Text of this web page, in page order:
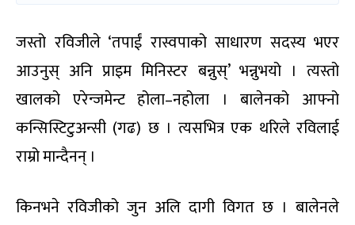
जस्तो रविजीले ‘तपाईं रास्वपाको साधारण सदस्य भएर
आउनुस् अनि प्राइम मिनिस्टर बन्नुस्’ भन्नुभयो । त्यस्तो
खालको एरेन्जमेन्ट होला–नहोला । बालेनको आफ्नो
कन्सिस्टिटुअन्सी (गढ) छ । त्यसभित्र एक थरिले रविलाई
राम्रो मान्दैनन् ।
किनभने रविजीको जुन अलि दागी विगत छ । बालेनले